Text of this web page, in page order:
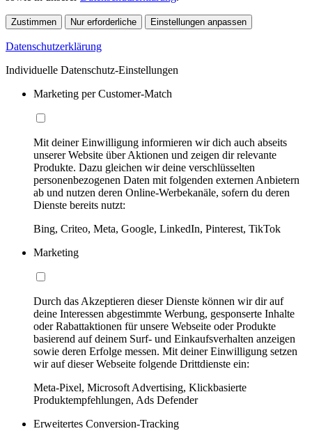
Zustimmen Nur erforderliche Einstellungen anpassen
Datenschutzerklärung
Individuelle Datenschutz-Einstellungen
Marketing per Customer-Match
Mit deiner Einwilligung informieren wir dich auch abseits
unserer Website über Aktionen und zeigen dir relevante
Produkte. Dazu gleichen wir deine verschlüsselten
personenbezogenen Daten mit folgenden externen Anbietern
ab und nutzen deren Online-Werbekanäle, sofern du deren
Dienste bereits nutzt:
Bing, Criteo, Meta, Google, LinkedIn, Pinterest, TikTok
Marketing
Durch das Akzeptieren dieser Dienste können wir dir auf
deine Interessen abgestimmte Werbung, gesponserte Inhalte
oder Rabattaktionen für unsere Webseite oder Produkte
basierend auf deinem Surf- und Einkaufsverhalten anzeigen
sowie deren Erfolge messen. Mit deiner Einwilligung setzen
wir auf dieser Webseite folgende Drittdienste ein:
Meta-Pixel, Microsoft Advertising, Klickbasierte
Produktempfehlungen, Ads Defender
Erweitertes Conversion-Tracking